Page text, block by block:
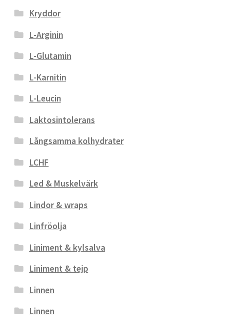
Kryddor
L-Arginin
L-Glutamin
L-Karnitin
L-Leucin
Laktosintolerans
Långsamma kolhydrater
LCHF
Led & Muskelvärk
Lindor & wraps
Linfröolja
Liniment & kylsalva
Liniment & tejp
Linnen
Linnen